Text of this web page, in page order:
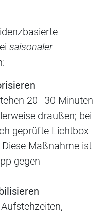
saisonaler
20–30 Minuten
draußen; bei
geprüfte Lichtbox
Maßnahme ist
gegen